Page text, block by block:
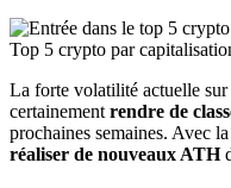
Top 5 crypto par
La forte volatilité actuelle sur
certainementrendre de
prochaines semaines. Avec
réaliser de nouveaux ATH